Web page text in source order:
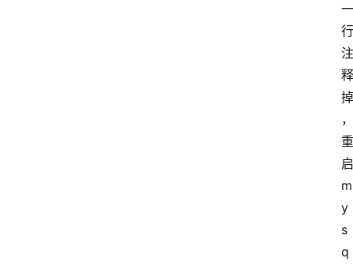
一
行
注
释
掉
，
重
启
m
y
s
q